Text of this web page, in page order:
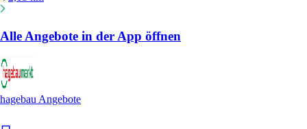
Alle Angebote in der App öffnen
hagebau Angebote